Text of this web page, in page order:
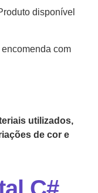
disponível
com
utilizados,
de cor e